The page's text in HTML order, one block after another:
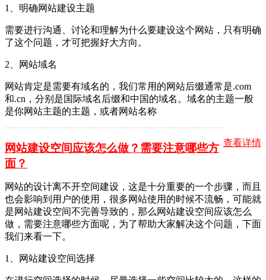
1、明确网站建设主题
需要进行沟通、讨论和理解为什么要建设这个网站，只有明确
了这个问题，才可把握好大方向。
2、网站域名
网站肯定是需要有域名的，我们常用的网站后缀通常是.com
和.cn，分别是国际域名后缀和中国的域名。域名的主题一般
是你网站主题的主题，或者网站名称
查看详情
网站建设空间应该怎么做？需要注意哪些方
面？
网站的设计离不开空间建设，这是十分重要的一个步骤，而且
也会影响到用户的使用，很多网站使用的时候不流畅，可能就
是网站建设空间不完善导致的，那么网站建设空间应该怎么
做，需要注意哪些方面呢，为了帮助大家解决这个问题，下面
我们来看一下。
1、网站建设空间选择